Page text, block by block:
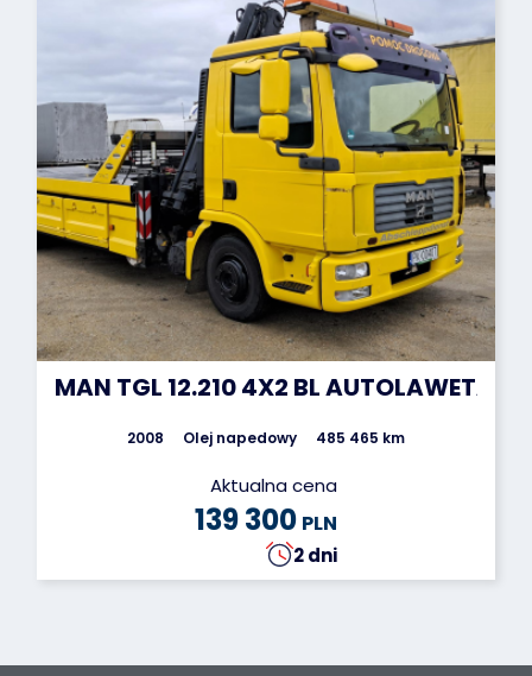
MAN TGL 12.210 4X2 BL AUTOLAWETA
2008 Olej napedowy 485 465 km
Aktualna cena
139 300 PLN
2 dni